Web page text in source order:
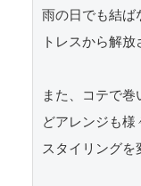
雨の日でも結ば
トレスから解放
また、コテで
どアレンジも様
スタイリングを